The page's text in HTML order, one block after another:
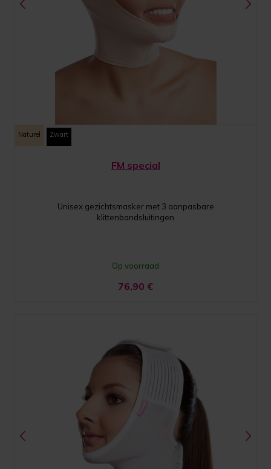
Naturel Zwart
FM special
Unisex gezichtsmasker met 3 aanpasbare
klittenbandsluitingen
Op voorraad
76,90 €